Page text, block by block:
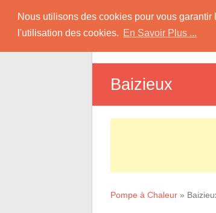
Nous utilisons des cookies pour vous
l'utilisation des cookies. En Savoir Plus ...
content
Pompe à
Informations sur les
Baizieux
Pompe à Chaleur »